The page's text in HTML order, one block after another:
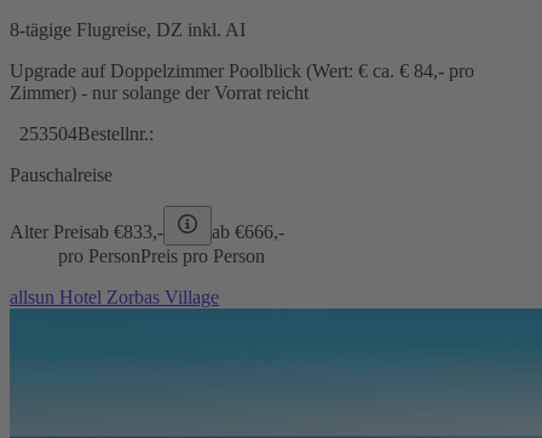
8-tägige Flugreise, DZ inkl. AI
Upgrade auf Doppelzimmer Poolblick (Wert: € ca. € 84,- pro
Zimmer) - nur solange der Vorrat reicht
253504Bestellnr.:
Pauschalreise
Alter Preisab €833,- ab €666,-
pro PersonPreis pro Person
allsun Hotel Zorbas Village